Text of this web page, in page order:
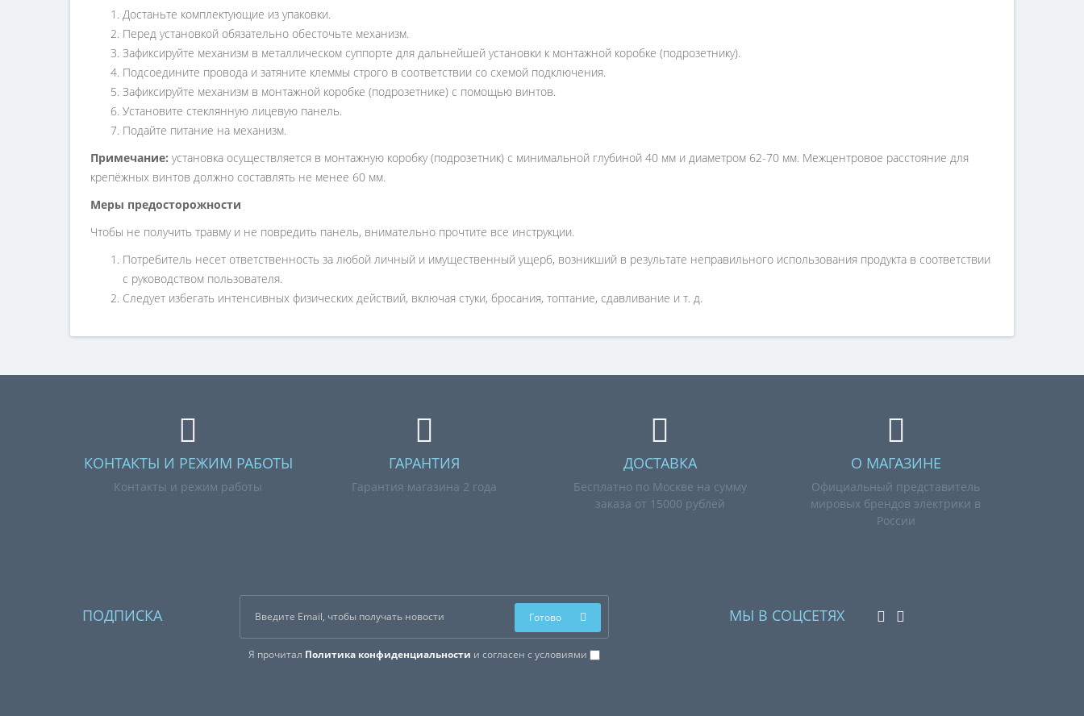
Достаньте комплектующие из упаковки.
Перед установкой обязательно обесточьте механизм.
Зафиксируйте механизм в металлическом суппорте для дальнейшей установки к монтажной коробке (подрозетнику).
Подсоедините провода и затяните клеммы строго в соответствии со схемой подключения.
Зафиксируйте механизм в монтажной коробке (подрозетнике) с помощью винтов.
Установите стеклянную лицевую панель.
Подайте питание на механизм.
Примечание: установка осуществляется в монтажную коробку (подрозетник) с минимальной глубиной 40 мм и диаметром 62-70 мм. Межцентровое расстояние для
крепёжных винтов должно составлять не менее 60 мм.
Меры предосторожности
Чтобы не получить травму и не повредить панель, внимательно прочтите все инструкции.
Потребитель несет ответственность за любой личный и имущественный ущерб, возникший в результате неправильного использования продукта в соответствии
с руководством пользователя.
Следует избегать интенсивных физических действий, включая стуки, бросания, топтание, сдавливание и т. д.
КОНТАКТЫ И РЕЖИМ РАБОТЫ
Контакты и режим работы
ГАРАНТИЯ
Гарантия магазина 2 года
ДОСТАВКА
Бесплатно по Москве на сумму
заказа от 15000 рублей
О МАГАЗИНЕ
Официальный представитель
мировых брендов электрики в
России
ПОДПИСКА
Я прочитал Политика конфиденциальности и согласен с условиями
Готово МЫ В СОЦСЕТЯХ